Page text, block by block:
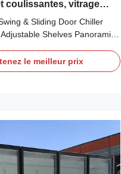
coulissantes, vitrage
réglables, panneau
& Sliding Door Chiller
Shelves Panoramic
multideck chiller
unit with
le meilleur prix